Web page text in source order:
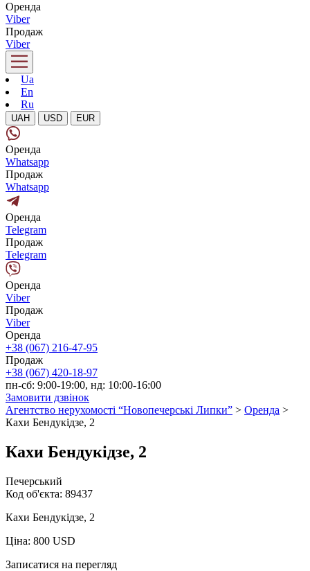
Оренда
Viber
Продаж
Viber
Ua
En
Ru
UAH USD EUR
Оренда
Whatsapp
Продаж
Whatsapp
Оренда
Telegram
Продаж
Telegram
Оренда
Viber
Продаж
Viber
Оренда
+38 (067) 216-47-95
Продаж
+38 (067) 420-18-97
пн-сб: 9:00-19:00, нд: 10:00-16:00
Замовити дзвінок
Агентство нерухомості “Новопечерські Липки” > Оренда >
Кахи Бендукідзе, 2
Кахи Бендукідзе, 2
Печерський
Код об'єкта: 89437
Кахи Бендукідзе, 2
Ціна: 800 USD
Записатися на перегляд